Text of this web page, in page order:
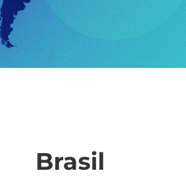
Brasil